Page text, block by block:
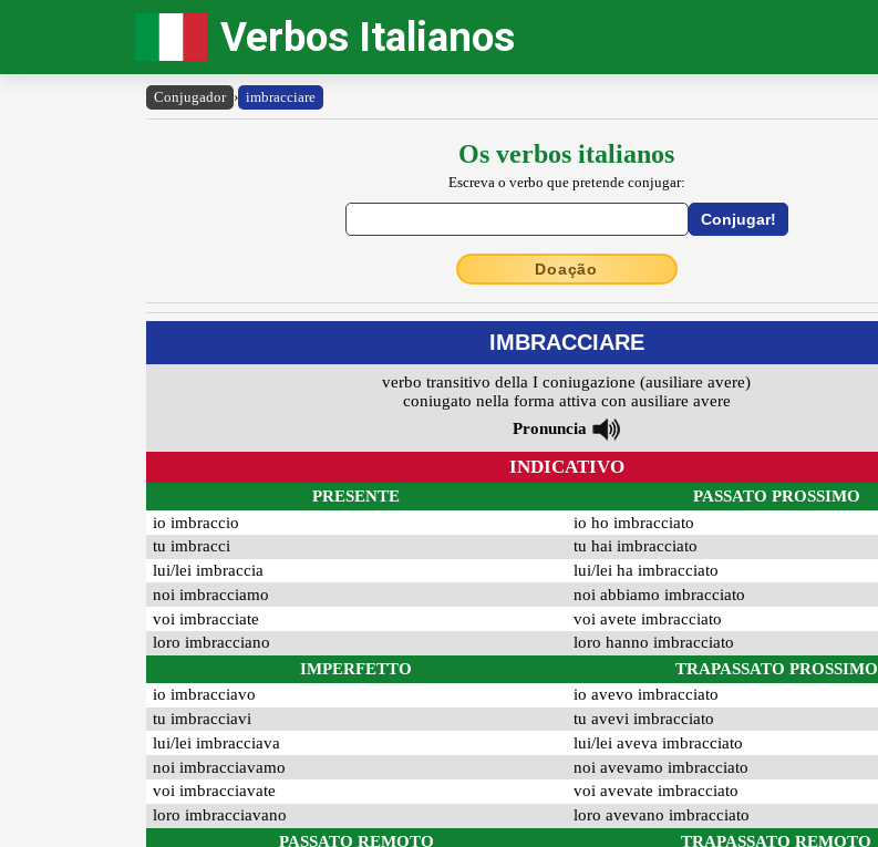
Verbos Italianos
Conjugador › imbracciare
Os verbos italianos
Escreva o verbo que pretende conjugar:
Doação
IMBRACCIARE
verbo transitivo della I coniugazione (ausiliare avere)
coniugato nella forma attiva con ausiliare avere
Pronuncia
INDICATIVO
PRESENTE
io imbraccio
tu imbracci
lui/lei imbraccia
noi imbracciamo
voi imbracciate
loro imbracciano
IMPERFETTO
io imbracciavo
tu imbracciavi
lui/lei imbracciava
noi imbracciavamo
voi imbracciavate
loro imbracciavano
PASSATO REMOTO
PASSATO PROSSIMO
io ho imbracciato
tu hai imbracciato
lui/lei ha imbracciato
noi abbiamo imbracciato
voi avete imbracciato
loro hanno imbracciato
TRAPASSATO PROSSIMO
io avevo imbracciato
tu avevi imbracciato
lui/lei aveva imbracciato
noi avevamo imbracciato
voi avevate imbracciato
loro avevano imbracciato
TRAPASSATO REMOTO